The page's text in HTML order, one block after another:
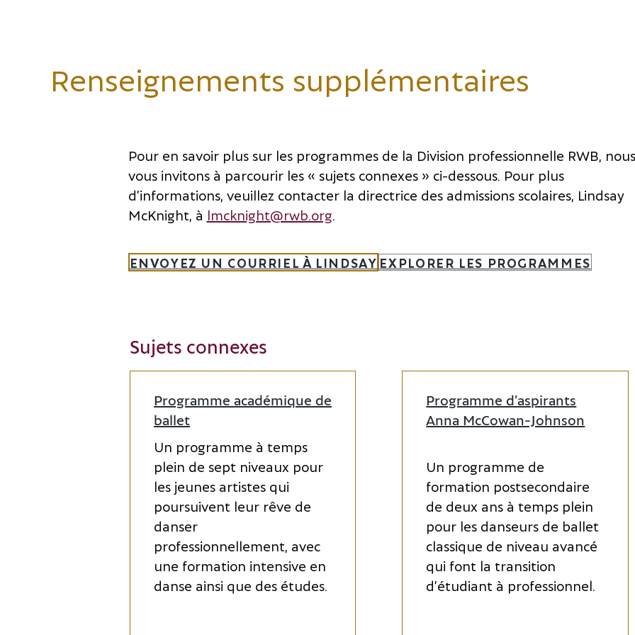
Renseignements supplémentaires
Pour en savoir plus sur les programmes de la Division professionnelle RWB, nous
vous invitons à parcourir les « sujets connexes » ci-dessous. Pour plus
d’informations, veuillez contacter la directrice des admissions scolaires, Lindsay
McKnight, à lmcknight@rwb.org
ENVOYEZ UN COURRIEL À LINDSAY EXPLORER LES PROGRAMMES
Sujets connexes
Programme académique de
ballet
Un programme à temps
plein de sept niveaux pour
les jeunes artistes qui
poursuivent leur rêve de
danser
professionnellement, avec
une formation intensive en
danse ainsi que des études.
Programme d’aspirants
Anna McCowan-Johnson
Un programme de
formation postsecondaire
de deux ans à temps plein
pour les danseurs de ballet
classique de niveau avancé
qui font la transition
d’étudiant à professionnel.